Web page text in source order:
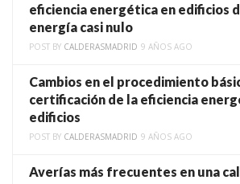
eficiencia energética en edificios
energía casi nulo
POST BY CALDERASMADRID 9 AÑOS AGO
Cambios en el procedimiento
certificación de la eficiencia
edificios
POST BY CALDERASMADRID 9 AÑOS AGO
Averías más frecuentes en una